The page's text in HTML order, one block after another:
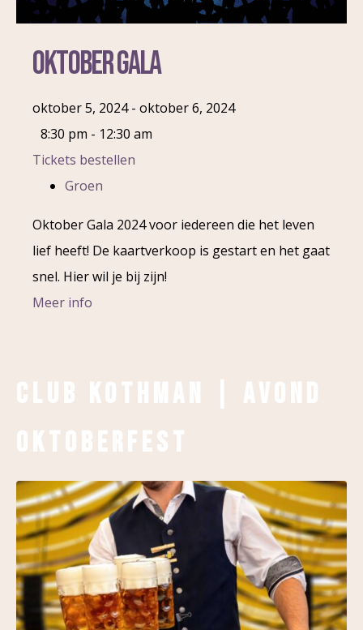
Oktober Gala
oktober 5, 2024 - oktober 6, 2024
8:30 pm - 12:30 am
Tickets bestellen
Groen
Oktober Gala 2024 voor iedereen die het leven
lief heeft! De kaartverkoop is gestart en het gaat
snel. Hier wil je bij zijn!
Meer info
Club Kothman | Avond
Oktoberfest